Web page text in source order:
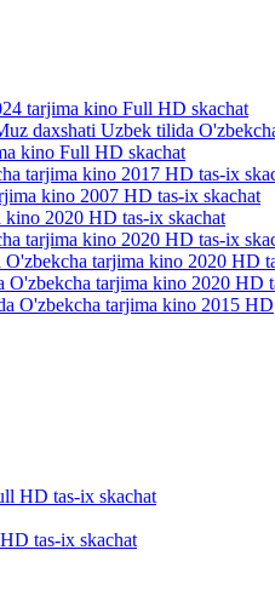
tas-ix skachat